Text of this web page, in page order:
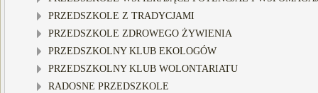
PRZEDSZKOLE Z TRADYCJAMI
PRZEDSZKOLE ZDROWEGO ŻYWIENIA
PRZEDSZKOLNY KLUB EKOLOGÓW
PRZEDSZKOLNY KLUB WOLONTARIATU
RADOSNE PRZEDSZKOLE